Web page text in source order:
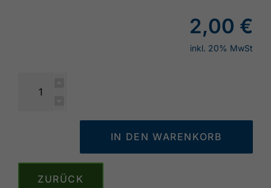
2,00 €
inkl. 20% MwSt
ZURÜCK